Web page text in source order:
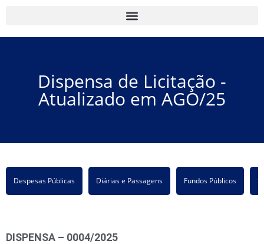
Dispensa de Licitação -
Atualizado em AGO/25
Despesas Públicas Diárias e Passagens Fundos Públicos
DISPENSA – 0004/2025